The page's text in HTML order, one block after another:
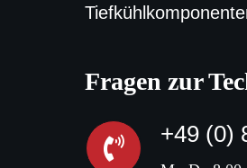
Fragen zur
+49 (0)